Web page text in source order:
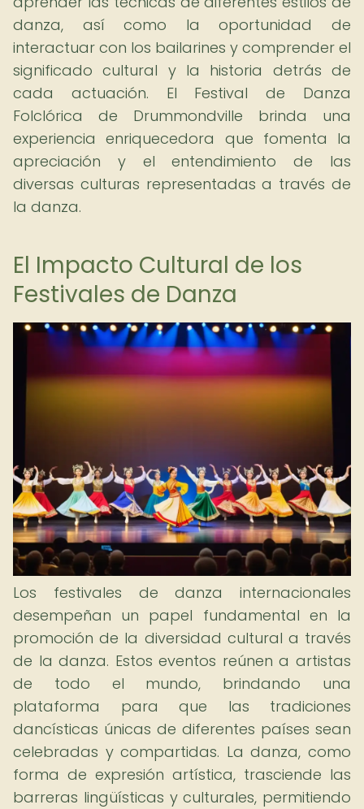
danza, así como la oportunidad de
interactuar con los bailarines y comprender el
significado cultural y la historia detrás de
cada actuación. El Festival de Danza
Folclórica de Drummondville brinda una
experiencia enriquecedora que fomenta la
apreciación y el entendimiento de las
diversas culturas representadas a través de
la danza.
El Impacto Cultural de los
Festivales de Danza
Los festivales de danza internacionales
desempeñan un papel fundamental en la
promoción de la diversidad cultural a través
de la danza. Estos eventos reúnen a artistas
de todo el mundo, brindando una
plataforma para que las tradiciones
dancísticas únicas de diferentes países sean
celebradas y compartidas. La danza, como
forma de expresión artística, trasciende las
barreras lingüísticas y culturales, permitiendo